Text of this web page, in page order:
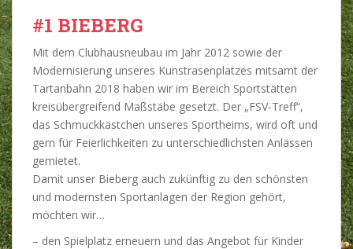
#1 BIEBERG
Mit dem Clubhausneubau im Jahr 2012 sowie der
Modernisierung unseres Kunstrasenplatzes mitsamt der
Tartanbahn 2018 haben wir im Bereich Sportstätten
kreisübergreifend Maßstäbe gesetzt. Der „FSV-Treff“,
das Schmuckkästchen unseres Sportheims, wird oft und
gern für Feierlichkeiten zu unterschiedlichsten Anlässen
gemietet.
Damit unser Bieberg auch zukünftig zu den schönsten
und modernsten Sportanlagen der Region gehört,
möchten wir…
– den Spielplatz erneuern und das Angebot für Kinder